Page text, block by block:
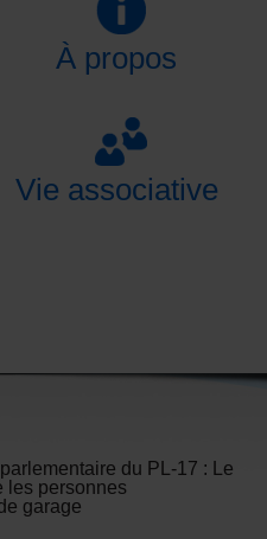
À propos
Vie associative
du PL-17 : Le
les personnes
garage